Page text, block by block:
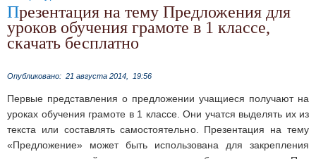
Презентация на тему Предложения для
уроков обучения грамоте в 1 классе,
скачать бесплатно
Опубликовано: 21 августа 2014, 19:56
Первые представления о предложении учащиеся получают на
уроках обучения грамоте в 1 классе. Они учатся выделять их из
текста или составлять самостоятельно. Презентация на тему
«Предложение» может быть использована для закрепления